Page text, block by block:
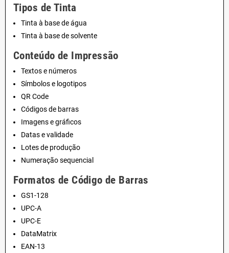
Tipos de Tinta
Tinta à base de água
Tinta à base de solvente
Conteúdo de Impressão
Textos e números
Símbolos e logotipos
QR Code
Códigos de barras
Imagens e gráficos
Datas e validade
Lotes de produção
Numeração sequencial
Formatos de Código de Barras
GS1-128
UPC-A
UPC-E
DataMatrix
EAN-13